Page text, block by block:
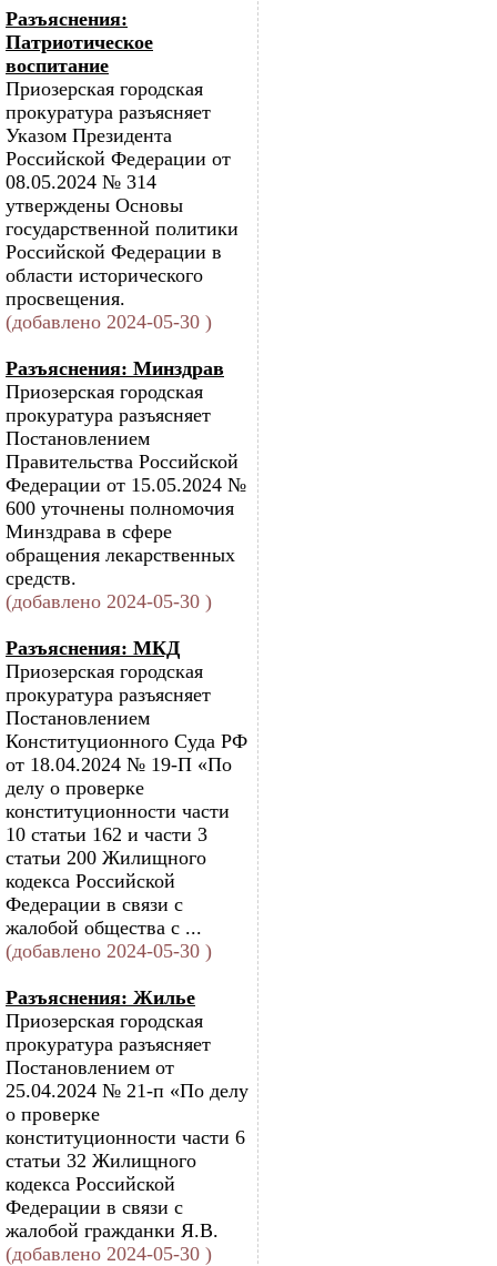
Разъяснения:
Патриотическое
воспитание
Приозерская городская
прокуратура разъясняет
Указом Президента
Российской Федерации от
08.05.2024 № 314
утверждены Основы
государственной политики
Российской Федерации в
области исторического
просвещения.
(добавлено 2024-05-30 )
Разъяснения: Минздрав
Приозерская городская
прокуратура разъясняет
Постановлением
Правительства Российской
Федерации от 15.05.2024 №
600 уточнены полномочия
Минздрава в сфере
обращения лекарственных
средств.
(добавлено 2024-05-30 )
Разъяснения: МКД
Приозерская городская
прокуратура разъясняет
Постановлением
Конституционного Суда РФ
от 18.04.2024 № 19-П «По
делу о проверке
конституционности части
10 статьи 162 и части 3
статьи 200 Жилищного
кодекса Российской
Федерации в связи с
жалобой общества с ...
(добавлено 2024-05-30 )
Разъяснения: Жилье
Приозерская городская
прокуратура разъясняет
Постановлением от
25.04.2024 № 21-п «По делу
о проверке
конституционности части 6
статьи 32 Жилищного
кодекса Российской
Федерации в связи с
жалобой гражданки Я.В.
(добавлено 2024-05-30 )